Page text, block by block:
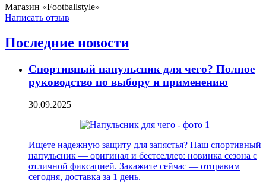
Магазин «Footballstyle»
Написать отзыв
Последние новости
Спортивный напульсник для чего? Полное
руководство по выбору и применению
30.09.2025
Ищете надежную защиту для запястья? Наш спортивный
напульсник — оригинал и бестселлер: новинка сезона с
отличной фиксацией. Закажите сейчас — отправим
сегодня, доставка за 1 день.